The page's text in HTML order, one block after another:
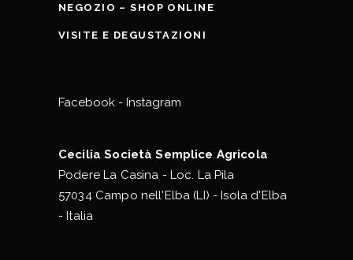
NEGOZIO – SHOP ONLINE
VISITE E DEGUSTAZIONI
Facebook - Instagram
Cecilia Società Semplice Agricola
Podere La Casina - Loc. La Pila
57034 Campo nell'Elba (LI) - Isola d'Elba
- Italia